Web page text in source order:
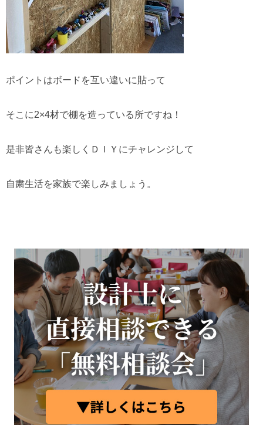
ポイントはボードを互い違いに貼って
そこに2×4材で棚を造っている所ですね！
是非皆さんも楽しくＤＩＹにチャレンジして
自粛生活を家族で楽しみましょう。